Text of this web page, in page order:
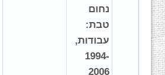
נחום
טבת:
עבודות,
1994-
2006